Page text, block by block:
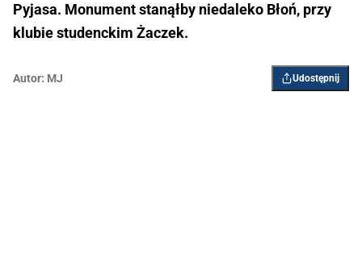
Pyjasa. Monument stanąłby niedaleko Błoń, przy
klubie studenckim Żaczek.
Autor: MJ Udostępnij